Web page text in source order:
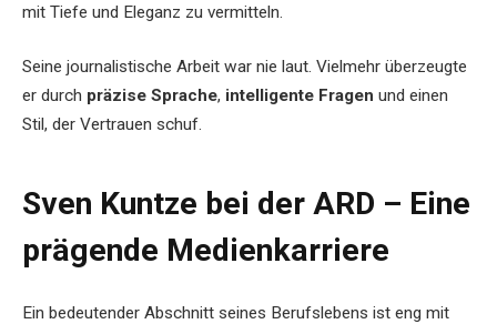
mit Tiefe und Eleganz zu vermitteln.
Seine journalistische Arbeit war nie laut. Vielmehr überzeugte
er durch präzise Sprache, intelligente Fragen und einen
Stil, der Vertrauen schuf.
Sven Kuntze bei der ARD – Eine
prägende Medienkarriere
Ein bedeutender Abschnitt seines Berufslebens ist eng mit